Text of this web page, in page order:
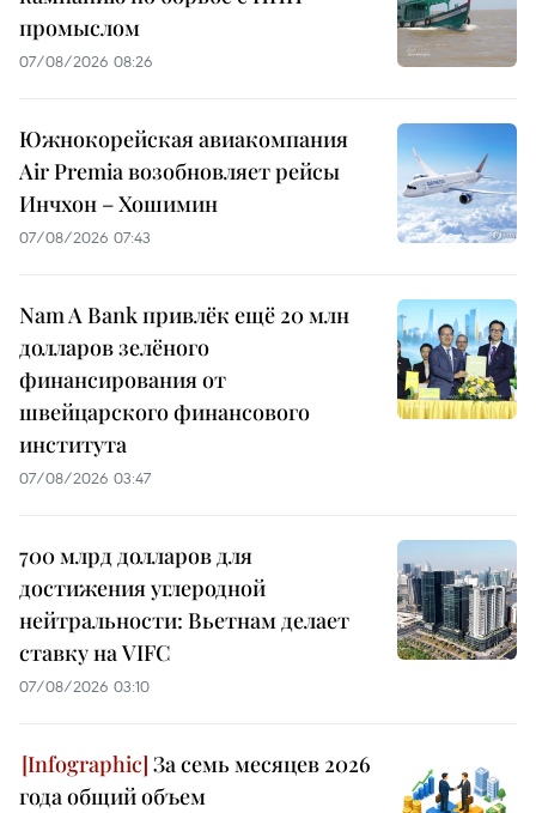
промыслом
07/08/2026 08:26
Южнокорейская авиакомпания
Air Premia возобновляет рейсы
Инчхон – Хошимин
07/08/2026 07:43
Nam A Bank привлёк ещё 20 млн
долларов зелёного
финансирования от
швейцарского финансового
института
07/08/2026 03:47
700 млрд долларов для
достижения углеродной
нейтральности: Вьетнам делает
ставку на VIFC
07/08/2026 03:10
За семь месяцев 2026
года общий объем